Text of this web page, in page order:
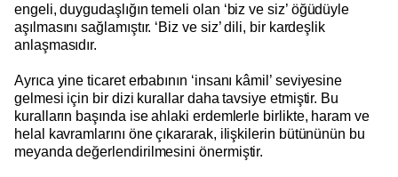
engeli, duygudaşlığın temeli olan ‘biz ve siz’ öğüdüyle
aşılmasını sağlamıştır. ‘Biz ve siz’ dili, bir kardeşlik
anlaşmasıdır.
Ayrıca yine ticaret erbabının ‘insanı kâmil’ seviyesine
gelmesi için bir dizi kurallar daha tavsiye etmiştir. Bu
kuralların başında ise ahlaki erdemlerle birlikte, haram ve
helal kavramlarını öne çıkararak, ilişkilerin bütününün bu
meyanda değerlendirilmesini önermiştir.